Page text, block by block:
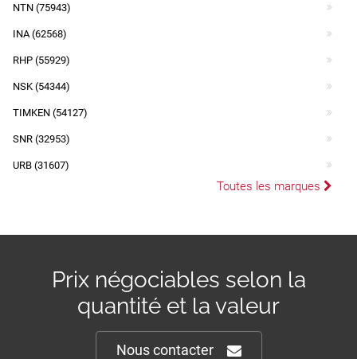
NTN (75943)
INA (62568)
RHP (55929)
NSK (54344)
TIMKEN (54127)
SNR (32953)
URB (31607)
Toutes les marques
Prix négociables selon la
quantité et la valeur
Nous contacter